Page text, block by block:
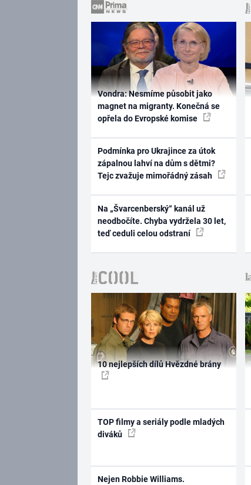
Vondra: Nesmíme působit jako
magnet na migranty. Konečná se
opřela do Evropské komise
Podmínka pro Ukrajince za útok
zápalnou lahví na dům s dětmi?
Tejc zvažuje mimořádný zásah
Na „Švarcenberský“ kanál už
neodbočíte. Chyba vydržela 30 let,
teď ceduli celou odstraní
10 nejlepších dílů Hvězdné brány
TOP filmy a seriály podle mladých
diváků
Nejen Robbie Williams.